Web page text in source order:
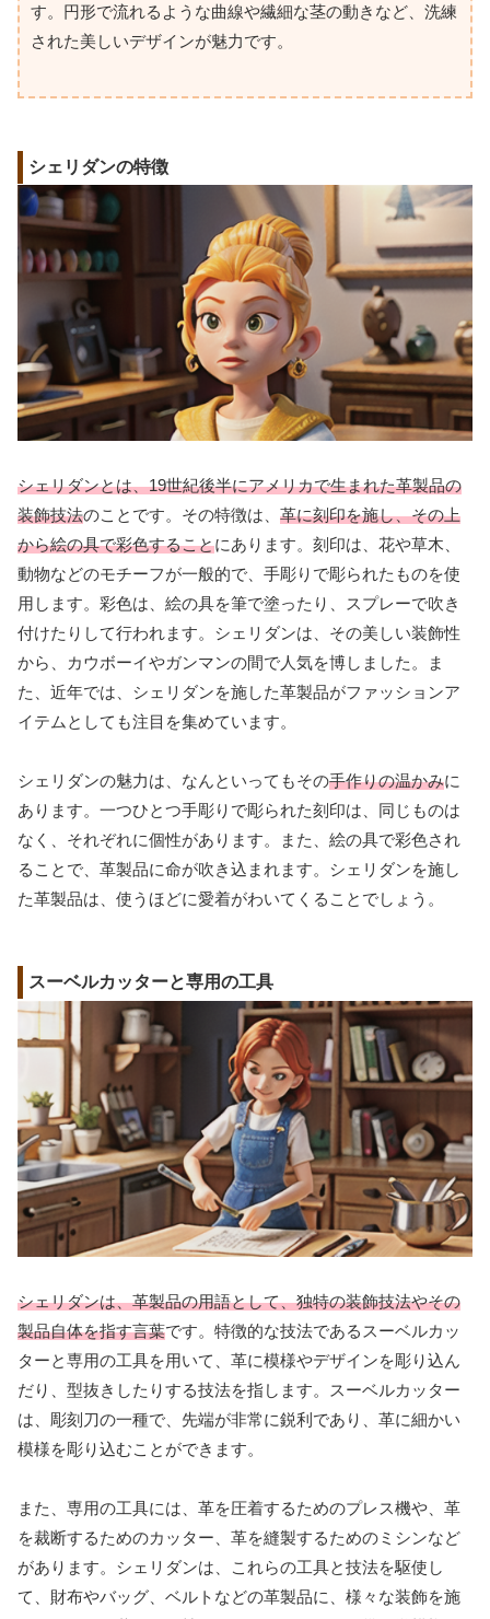
す。円形で流れるような曲線や繊細な茎の動きなど、洗練
された美しいデザインが魅力です。
シェリダンの特徴
シェリダンとは、19世紀後半にアメリカで生まれた革製品の
装飾技法のことです。その特徴は、 革に刻印を施し、その上
から絵の具で彩色することにあります。刻印は、花や草木、
動物などのモチーフが一般的で、手彫りで彫られたものを使
用します。彩色は、絵の具を筆で塗ったり、スプレーで吹き
付けたりして行われます。シェリダンは、その美しい装飾性
から、カウボーイやガンマンの間で人気を博しました。ま
た、近年では、シェリダンを施した革製品がファッションア
イテムとしても注目を集めています。
シェリダンの魅力は、なんといってもその手作りの温かみに
あります。一つひとつ手彫りで彫られた刻印は、同じものは
なく、それぞれに個性があります。また、絵の具で彩色され
ることで、革製品に命が吹き込まれます。シェリダンを施し
た革製品は、使うほどに愛着がわいてくることでしょう。
スーベルカッターと専用の工具
シェリダンは、革製品の用語として、独特の装飾技法やその
製品自体を指す言葉です。特徴的な技法であるスーベルカッ
ターと専用の工具を用いて、革に模様やデザインを彫り込ん
だり、型抜きしたりする技法を指します。スーベルカッター
は、彫刻刀の一種で、先端が非常に鋭利であり、革に細かい
模様を彫り込むことができます。
また、専用の工具には、革を圧着するためのプレス機や、革
を裁断するためのカッター、革を縫製するためのミシンなど
があります。シェリダンは、これらの工具と技法を駆使し
て、財布やバッグ、ベルトなどの革製品に、様々な装飾を施